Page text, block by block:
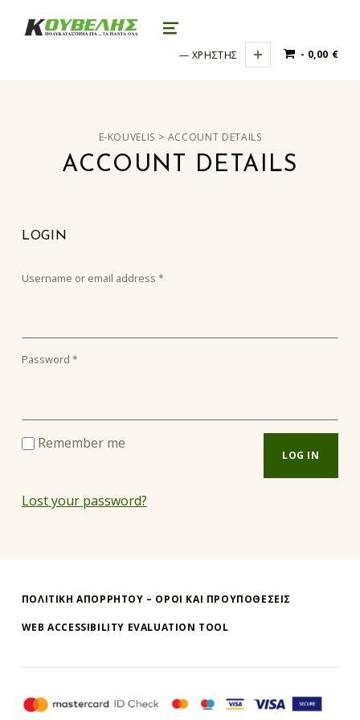
e-kouvelis
ΤΑ ΠΆΝΤΑ ΌΛΑ
MENU
ΧΡΗΣΤΗΣ
0 ΠΡΟΪΌΝΤΑ
0,00 €
E-KOUVELIS > ACCOUNT DETAILS
ACCOUNT DETAILS
LOGIN
Username or email address *
Password *
Remember me
LOG IN
Lost your password?
Skip back to main navigation
ΠΟΛΙΤΙΚΗ ΑΠΟΡΡΗΤΟΥ – ΌΡΟΙ ΚΑΙ ΠΡΟΥΠΟΘΕΣΕΙΣ
WEB ACCESSIBILITY EVALUATION TOOL
e-kouvelis
ΤΑ ΠΆΝΤΑ ΌΛΑ